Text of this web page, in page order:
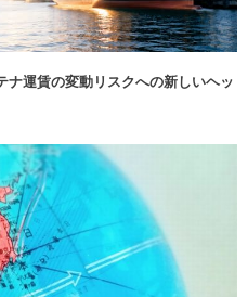
運賃の変動リスクへの新しいヘッ